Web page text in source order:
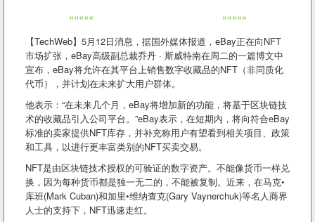
«««««
»»»»»
【TechWeb】5月12日消息，据国外媒体报道，eBay正在向NFT
市场扩张，eBay高级副总裁乔丹 · 斯威特南在周二的一篇博文中
宣布，eBay将允许在其平台上销售数字收藏品的NFT（非同质化
代币），并计划在未来扩大用户群体。
他表示：“在未来几个月，eBay将增加新的功能，将基于区块链技
术的收藏品引入公司平台。”eBay表示，在短期内，将向符合eBay
标准的卖家提供NFT库存，并补充称用户有望看到相关项目、政策
和工具，以进行更丰富类别的NFT买卖交易。
NFT是由区块链技术授权的可验证的数字资产。不能像货币一样兑
换，因为每种货币都是独一无二的，不能被复制。近来，在马克•
库班(Mark Cuban)和加里•维纳查克(Gary Vaynerchuk)等名人商界
人士的支持下，NFT迅速走红。